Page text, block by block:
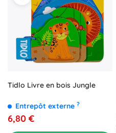
Tidlo Livre en bois Jungle
Entrepôt externe ?
6,80 €